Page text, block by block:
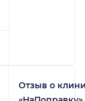
Отзыв о